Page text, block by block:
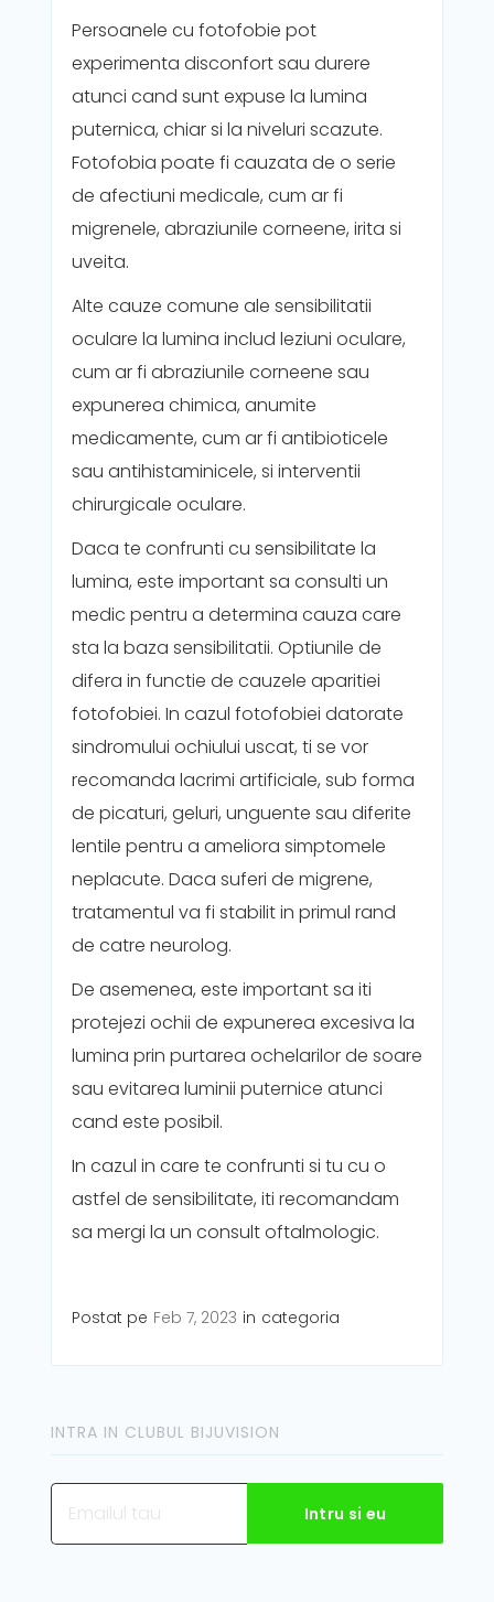
Persoanele cu fotofobie pot
experimenta disconfort sau durere
atunci cand sunt expuse la lumina
puternica, chiar si la niveluri scazute.
Fotofobia poate fi cauzata de o serie
de afectiuni medicale, cum ar fi
migrenele, abraziunile corneene, irita si
uveita.
Alte cauze comune ale sensibilitatii
oculare la lumina includ leziuni oculare,
cum ar fi abraziunile corneene sau
expunerea chimica, anumite
medicamente, cum ar fi antibioticele
sau antihistaminicele, si interventii
chirurgicale oculare.
Daca te confrunti cu sensibilitate la
lumina, este important sa consulti un
medic pentru a determina cauza care
sta la baza sensibilitatii. Optiunile de
difera in functie de cauzele aparitiei
fotofobiei. In cazul fotofobiei datorate
sindromului ochiului uscat, ti se vor
recomanda lacrimi artificiale, sub forma
de picaturi, geluri, unguente sau diferite
lentile pentru a ameliora simptomele
neplacute. Daca suferi de migrene,
tratamentul va fi stabilit in primul rand
de catre neurolog.
De asemenea, este important sa iti
protejezi ochii de expunerea excesiva la
lumina prin purtarea ochelarilor de soare
sau evitarea luminii puternice atunci
cand este posibil.
In cazul in care te confrunti si tu cu o
astfel de sensibilitate, iti recomandam
sa mergi la un consult oftalmologic.
Postat pe Feb 7, 2023 in categoria
INTRA IN CLUBUL BIJUVISION